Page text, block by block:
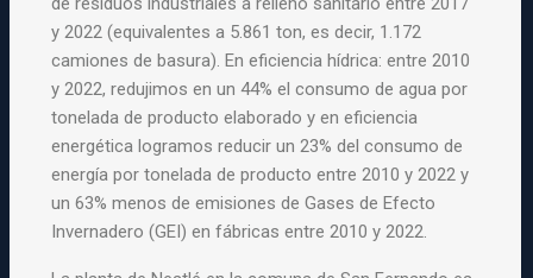
y 2022 (equivalentes a 5.861 ton, es decir, 1.172
camiones de basura). En eficiencia hídrica: entre 2010
y 2022, redujimos en un 44% el consumo de agua por
tonelada de producto elaborado y en eficiencia
energética logramos reducir un 23% del consumo de
energía por tonelada de producto entre 2010 y 2022 y
un 63% menos de emisiones de Gases de Efecto
Invernadero (GEI) en fábricas entre 2010 y 2022.